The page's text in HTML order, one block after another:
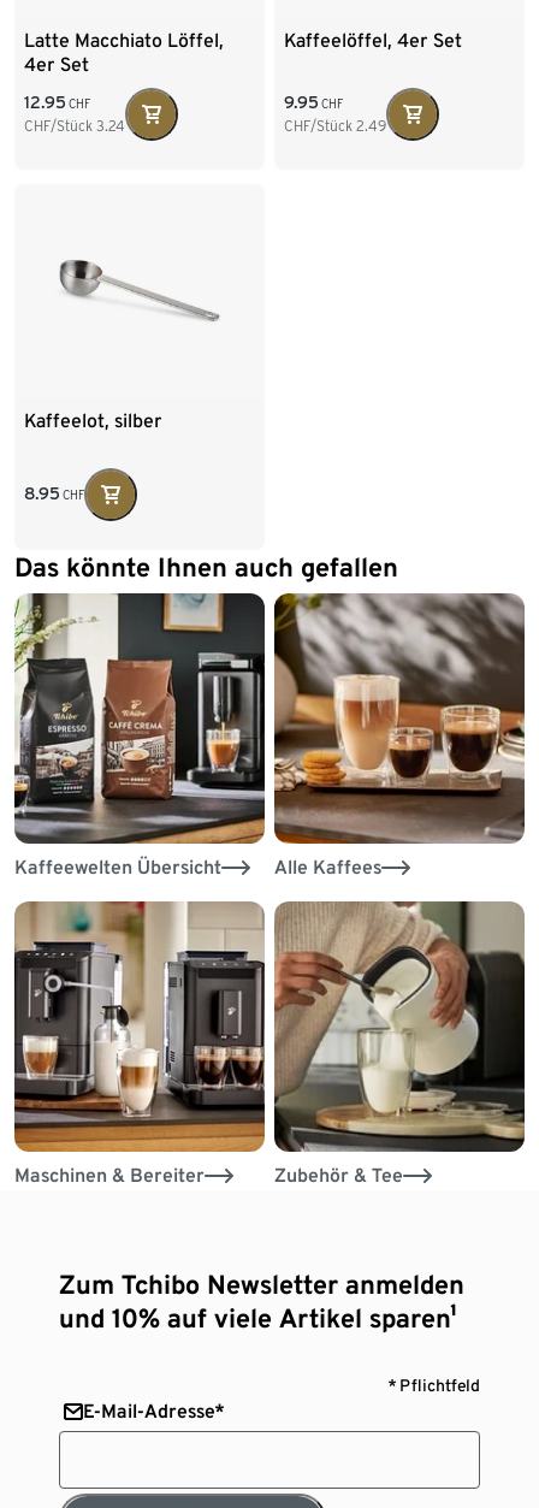
Latte Macchiato Löffel,
4er Set
12.95 CHF
CHF/Stück 3.24
Kaffeelöffel, 4er Set
9.95 CHF
CHF/Stück 2.49
Kaffeelot, silber
8.95 CHF
Das könnte Ihnen auch gefallen
Kaffeewelten Übersicht Alle Kaffees
Maschinen & Bereiter Zubehör & Tee
Zum Tchibo Newsletter anmelden
und 10% auf viele Artikel sparen¹
* Pflichtfeld
E-Mail-Adresse*